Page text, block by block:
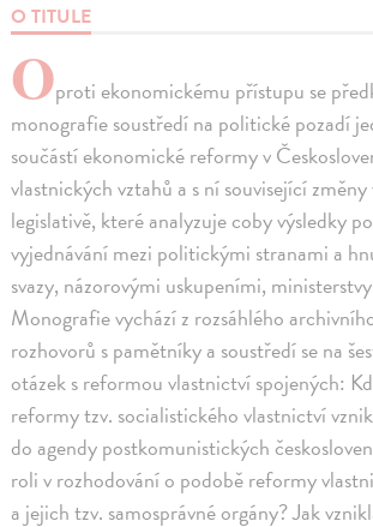
O TITULE
Oproti ekonomickému přístupu se
monografie soustředí na politické pozadí
součástí ekonomické reformy v
vlastnických vztahů a s ní související
legislativě, které analyzuje coby výsledky
vyjednávání mezi politickými stranami a
svazy, názorovými uskupeními,
Monografie vychází z rozsáhlého
rozhovorů s pamětníky a soustředí se na
otázek s reformou vlastnictví spojených:
reformy tzv. socialistického vlastnictví
do agendy postkomunistických
roli v rozhodování o podobě reformy
a jejich tzv. samosprávné orgány? Jak